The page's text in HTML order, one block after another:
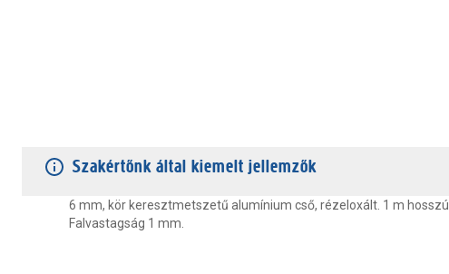
Szakértőnk által kiemelt jellemzők
6 mm, kör keresztmetszetű alumínium cső, rézeloxált. 1 m hosszú.
Falvastagság 1 mm.